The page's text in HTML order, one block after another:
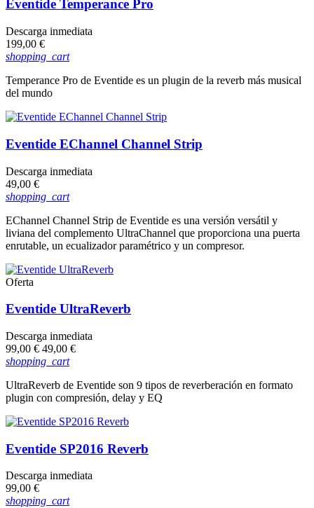
Eventide Temperance Pro
Descarga inmediata
Precio
199,00 €
shopping_cart
Temperance Pro de Eventide es un plugin de la reverb más musical
del mundo
Eventide EChannel Channel Strip
Descarga inmediata
Precio
49,00 €
shopping_cart
EChannel Channel Strip de Eventide es una versión versátil y
liviana del complemento UltraChannel que proporciona una puerta
enrutable, un ecualizador paramétrico y un compresor.
Oferta
Eventide UltraReverb
Descarga inmediata
Precio
base
99,00 € Precio
49,00 €
shopping_cart
UltraReverb de Eventide son 9 tipos de reverberación en formato
plugin con compresión, delay y EQ
Eventide SP2016 Reverb
Descarga inmediata
Precio
99,00 €
shopping_cart